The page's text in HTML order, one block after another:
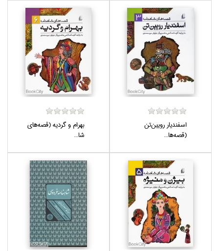
اسفنديار رويين‌تن
(قصه‌ها...
بهرام و گرديه (قصه‌هاي
شا...